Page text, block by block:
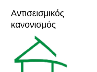
Αντισεισμικός
κανονισμός